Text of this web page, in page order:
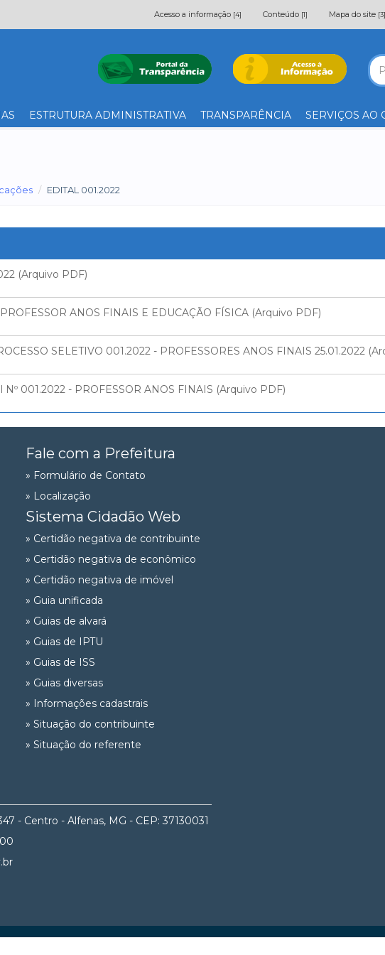
Acesso a informação [4] Conteúdo [1] Mapa do site [3]
ESTRUTURA ADMINISTRATIVA TRANSPARÊNCIA SERVIÇOS AO
EDITAL 001.2022
(Arquivo PDF)
ANOS FINAIS E EDUCAÇÃO FÍSICA (Arquivo PDF)
SELETIVO 001.2022 - PROFESSORES ANOS FINAIS 25.01.2022
Nº 001.2022 - PROFESSOR ANOS FINAIS (Arquivo PDF)
Fale com a Prefeitura
» Formulário de Contato
» Localização
Sistema Cidadão Web
» Certidão negativa de contribuinte
» Certidão negativa de econômico
» Certidão negativa de imóvel
» Guia unificada
» Guias de alvará
» Guias de IPTU
» Guias de ISS
» Guias diversas
» Informações cadastrais
» Situação do contribuinte
» Situação do referente
- Centro - Alfenas, MG - CEP: 37130031